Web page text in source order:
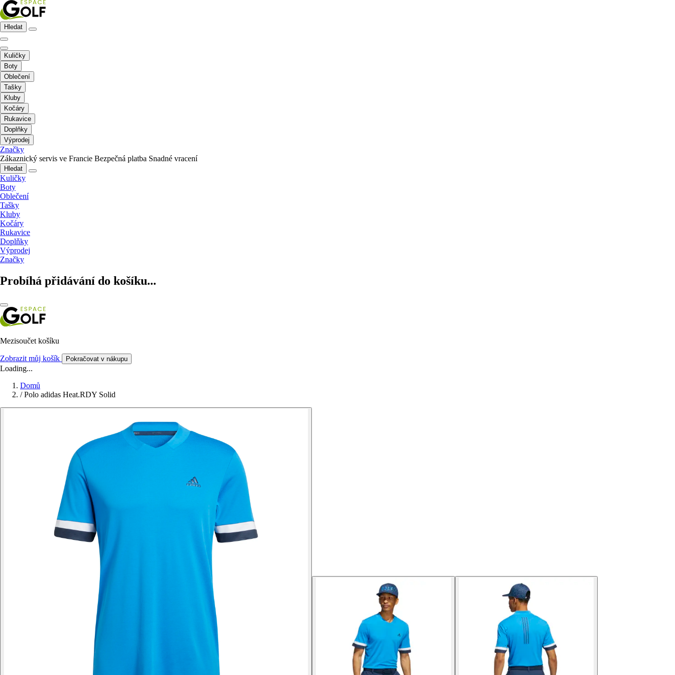
Hledat
Kuličky
Boty
Oblečení
Tašky
Kluby
Kočáry
Rukavice
Doplňky
Výprodej
Značky
Zákaznický servis ve Francie Bezpečná platba Snadné vracení
Hledat
Kuličky
Boty
Oblečení
Tašky
Kluby
Kočáry
Rukavice
Doplňky
Výprodej
Značky
Probíhá přidávání do košíku...
Mezisoučet košíku
Zobrazit můj košík Pokračovat v nákupu
Loading...
Domů
/ Polo adidas Heat.RDY Solid